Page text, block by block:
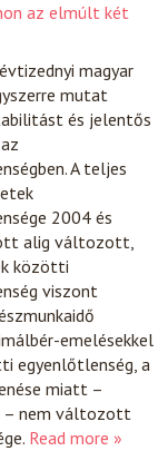
az elmúlt két
magyar
mutat
és jelentős
A teljes
2004 és
alig változott,
közötti
viszont
emelésekkel
egyenlőtlenség, a
miatt –
– nem változott
Read more »